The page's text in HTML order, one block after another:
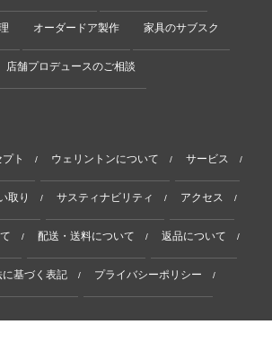
オーダードア製作 家具のサブスク
店舗プロデュースのご相談
ト / ウェリントンについて / サービス /
取り / サスティナビリティ / アクセス /
/ 配送・送料について / 返品について /
基づく表記 / プライバシーポリシー /